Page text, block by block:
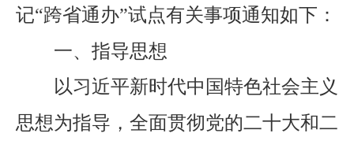
记“跨省通办”试点有关事项通知如下：
一、 指导思想
以习近平新时代中国特色社会主义
思想为指导，全面贯彻党的二十大和二